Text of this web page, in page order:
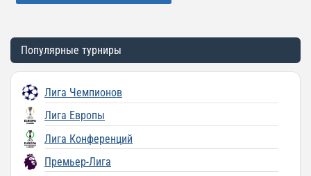
Популярные турниры
Лига Чемпионов
Лига Европы
Лига Конференций
Премьер-Лига